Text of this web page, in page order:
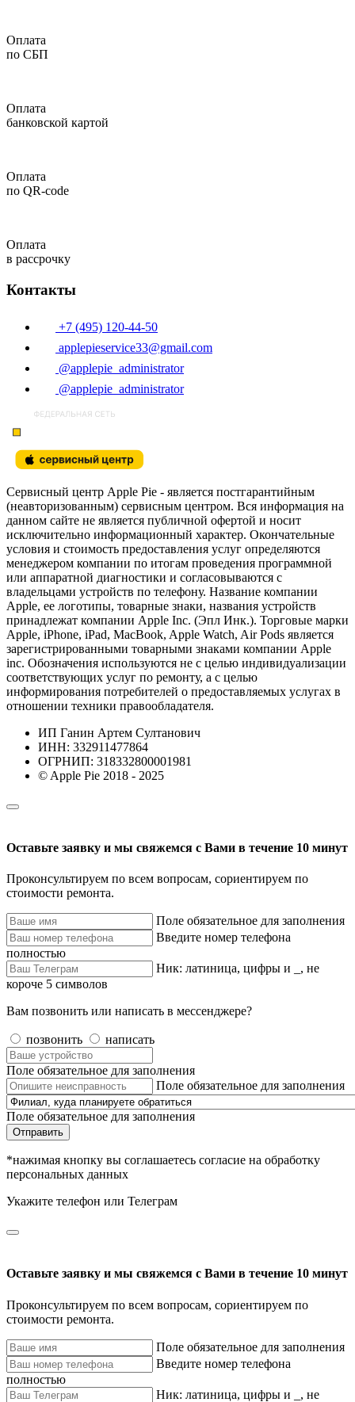
Оплата
по СБП
Оплата
банковской картой
Оплата
по QR-code
Оплата
в рассрочку
Контакты
+7 (495) 120-44-50
applepieservice33@gmail.com
@applepie_administrator
@applepie_administrator
Сервисный центр Apple Pie - является постгарантийным
(неавторизованным) сервисным центром. Вся информация на
данном сайте не является публичной офертой и носит
исключительно информационный характер. Окончательные
условия и стоимость предоставления услуг определяются
менеджером компании по итогам проведения программной
или аппаратной диагностики и согласовываются с
владельцами устройств по телефону. Название компании
Apple, ее логотипы, товарные знаки, названия устройств
принадлежат компании Apple Inc. (Эпл Инк.). Торговые марки
Apple, iPhone, iPad, MacBook, Apple Watch, Air Pods является
зарегистрированными товарными знаками компании Apple
inc. Обозначения используются не с целью индивидуализации
соответствующих услуг по ремонту, а с целью
информирования потребителей о предоставляемых услугах в
отношении техники правообладателя.
ИП Ганин Артем Султанович
ИНН: 332911477864
ОГРНИП: 318332800001981
© Apple Pie 2018 - 2025
Оставьте заявку и мы свяжемся с Вами в течение 10 минут
Проконсультируем по всем вопросам, сориентируем по
стоимости ремонта.
Поле обязательное для заполнения
Введите номер телефона
полностью
Ник: латиница, цифры и _, не
короче 5 символов
Вам позвонить или написать в мессенджере?
позвонить написать
Поле обязательное для заполнения
Поле обязательное для заполнения
Поле обязательное для заполнения
Отправить
*нажимая кнопку вы соглашаетесь согласие на обработку
персональных данных
Укажите телефон или Телеграм
Оставьте заявку и мы свяжемся с Вами в течение 10 минут
Проконсультируем по всем вопросам, сориентируем по
стоимости ремонта.
Поле обязательное для заполнения
Введите номер телефона
полностью
Ник: латиница, цифры и _, не